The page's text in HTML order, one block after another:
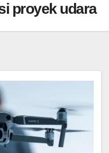
proyek udara